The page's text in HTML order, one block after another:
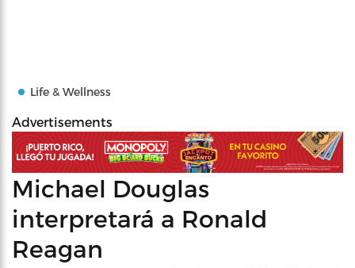
Life & Wellness
Advertisements
Michael Douglas
interpretará a Ronald
Reagan